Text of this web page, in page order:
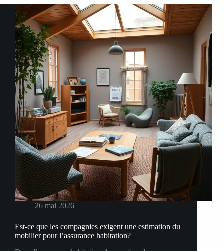
habitation
lors
d’un
déménagement
26 mai 2026
Est-ce que les compagnies exigent une estimation du
mobilier pour l’assurance habitation?